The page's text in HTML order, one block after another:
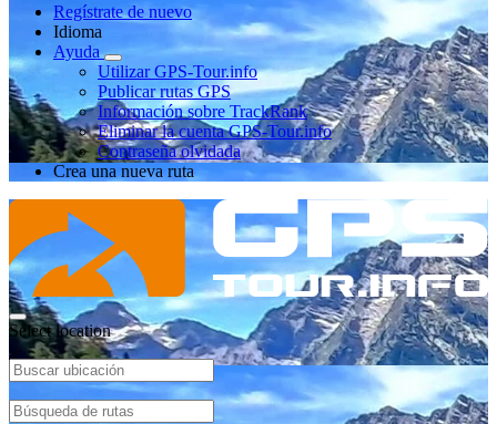
Regístrate de nuevo
Idioma
Ayuda
Utilizar GPS-Tour.info
Publicar rutas GPS
Información sobre TrackRank
Eliminar la cuenta GPS-Tour.info
Contraseña olvidada
Crea una nueva ruta
Select location